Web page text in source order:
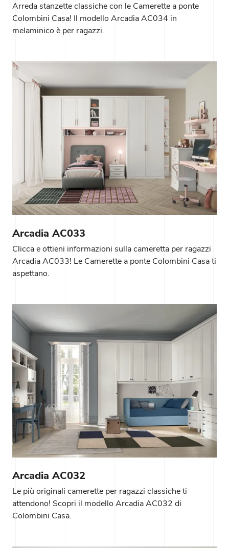
Arreda stanzette classiche con le Camerette a ponte
Colombini Casa! Il modello Arcadia AC034 in
melaminico è per ragazzi.
Arcadia AC033
Clicca e ottieni informazioni sulla cameretta per ragazzi
Arcadia AC033! Le Camerette a ponte Colombini Casa ti
aspettano.
Arcadia AC032
Le più originali camerette per ragazzi classiche ti
attendono! Scopri il modello Arcadia AC032 di
Colombini Casa.